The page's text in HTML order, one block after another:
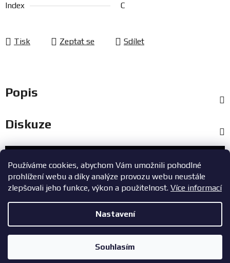
Používáme cookies, abychom Vám umožnili pohodlné
prohlížení webu a díky analýze provozu webu neustále
zlepšovali jeho funkce, výkon a použitelnost. Více informací
Nastavení
Souhlasím
Index
C
Tisk Zeptat se Sdílet
Popis
Diskuze
Zákaznický servis
+420 603 785 748
Copyright 2026ZavodniAuta.cz. Všechna práva vyhrazena.|
Zásady ochrany osobních údajů